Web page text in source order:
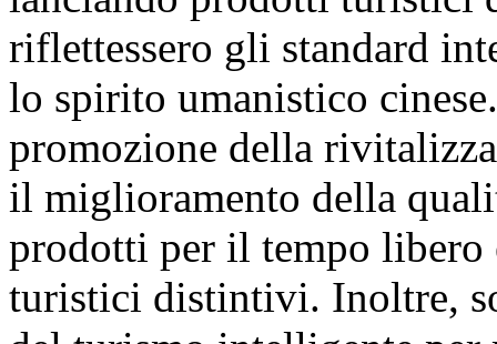
riflettessero gli standard
lo spirito umanistico
promozione della
il miglioramento della
prodotti per il tempo libero
turistici distintivi. Inoltre,